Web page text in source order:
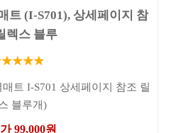
트 (I-S701), 상세페이지 참
렉스 블루
트 I-S701 상세페이지 참조 릴
블루개)
99,000원